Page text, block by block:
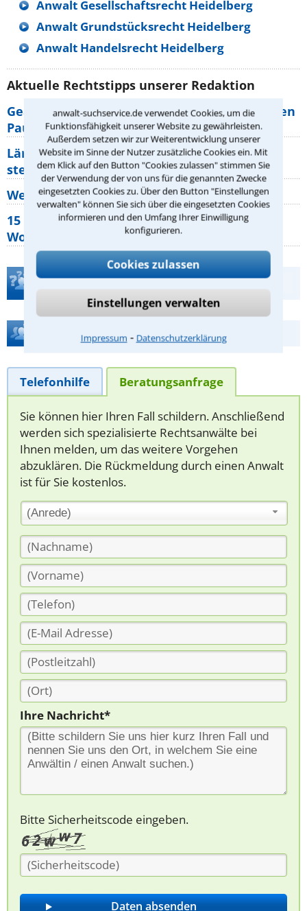
anwalt-suchservice.de verwendet Cookies, um die
Funktionsfähigkeit unserer Website zu gewährleisten.
Außerdem setzen wir zur Weiterentwicklung unserer
Website im Sinne der Nutzer zusätzliche Cookies ein. Mit
dem Klick auf den Button "Cookies zulassen" stimmen Sie
der Verwendung der von uns für die genannten Zwecke
eingesetzten Cookies zu. Über den Button "Einstellungen
verwalten" können Sie sich über die eingesetzten Cookies
informieren und den Umfang Ihrer Einwilligung
konfigurieren.
Cookies zulassen
Einstellungen verwalten
Impressum ⁃ Datenschutzerklärung
Anwalt Gesellschaftsrecht Heidelberg
Anwalt Grundstücksrecht Heidelberg
Anwalt Handelsrecht Heidelberg
Aktuelle Rechtstipps unserer Redaktion
Geänderte Abflugzeiten: Welche Rechte haben
Pauschalurlauber?
Lärm von den Nachbarn: Welche Rechte
stehen mir zu?
Wer muss Zweitwohnungssteuer zahlen?
15 elementare Rechte, die jeder
Wohnungseigentümer kennen sollte
Teste Dein Rechtswissen
Hilfe bei Ihrer Anwaltsuche?
Telefonhilfe Beratungsanfrage
Sie können hier Ihren Fall schildern. Anschließend
werden sich spezialisierte Rechtsanwälte bei
Ihnen melden, um das weitere Vorgehen
abzuklären. Die Rückmeldung durch einen Anwalt
ist für Sie kostenlos.
(Anrede)
Ihre Nachricht*
Bitte Sicherheitscode eingeben.